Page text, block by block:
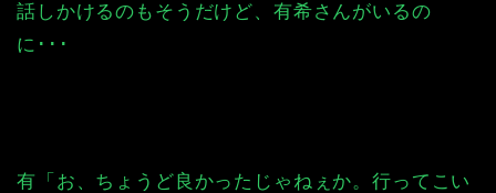
話しかけるのもそうだけど、有希さんがいるの
に･･･
有「お、ちょうど良かったじゃねぇか。行ってこい